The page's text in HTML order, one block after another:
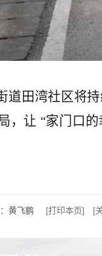
道田湾社区将
，让 “家门口
黄飞鹏 [打印本页] [